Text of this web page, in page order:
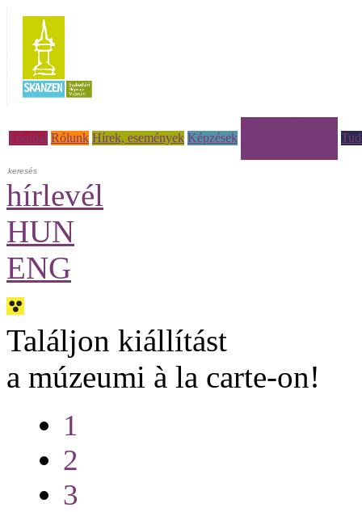
Főoldal Rólunk Hírek, események Képzések
hírlevél
HUN
ENG
Találjon kiállítást
a múzeumi à la carte-on!
1
2
3